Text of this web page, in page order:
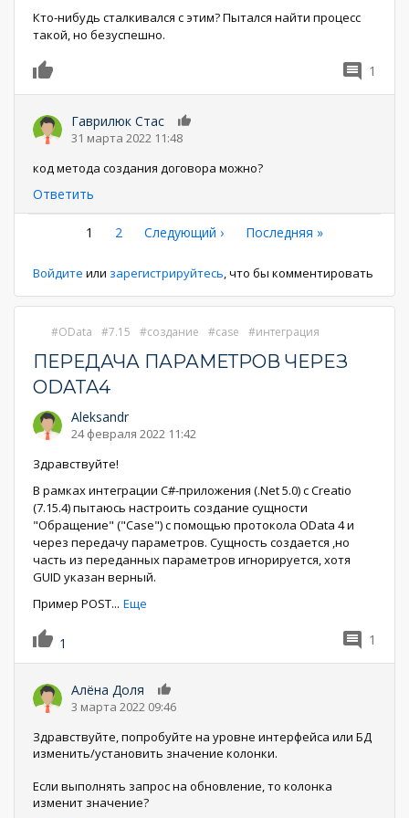
Кто-нибудь сталкивался с этим? Пытался найти процесс
такой, но безуспешно.
1
Гаврилюк Стас
31 марта 2022 11:48
код метода создания договора можно?
Ответить
Нумерация
страниц
Текущая
1 Страница
2
Следующая
Следующий ›
Последняя
Последняя »
Войдите или зарегистрируйтесь, что бы комментировать
OData 7.15 создание case интеграция
ПЕРЕДАЧА ПАРАМЕТРОВ ЧЕРЕЗ
ODATA4
Aleksandr
24 февраля 2022 11:42
Здравствуйте!
В рамках интеграции C#-приложения (.Net 5.0) с Creatio
(7.15.4) пытаюсь настроить создание сущности
"Обращение" ("Case") с помощью протокола OData 4 и
через передачу параметров. Сущность создается ,но
часть из переданных параметров игнорируется, хотя
GUID указан верный.
Пример POST... Еще
1 1
Алёна Доля
3 марта 2022 09:46
Здравствуйте, попробуйте на уровне интерфейса или БД
изменить/установить значение колонки.
Если выполнять запрос на обновление, то колонка
изменит значение?